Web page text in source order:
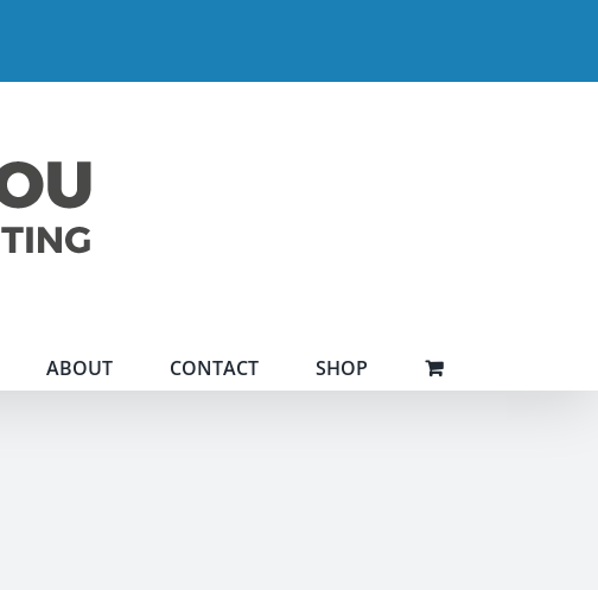
ABOUT CONTACT SHOP